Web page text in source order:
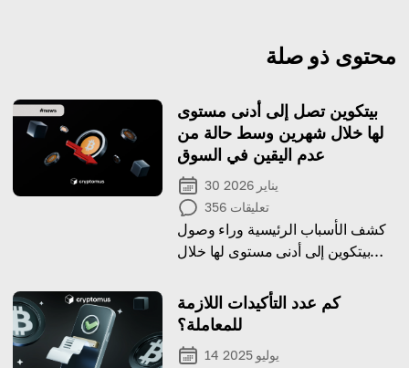
محتوى ذو صلة
بيتكوين تصل إلى أدنى مستوى
لها خلال شهرين وسط حالة من
عدم اليقين في السوق
30 يناير 2026
356 تعليقات
كشف الأسباب الرئيسية وراء وصول
بيتكوين إلى أدنى مستوى لها خلال
كم عدد التأكيدات اللازمة
للمعاملة؟
14 يوليو 2025